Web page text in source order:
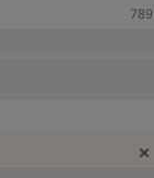
789